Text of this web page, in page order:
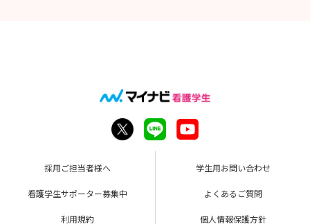
採用ご担当者様へ 学生用お問い合わせ
看護学生サポーター募集中 よくあるご質問
利用規約 個人情報保護方針